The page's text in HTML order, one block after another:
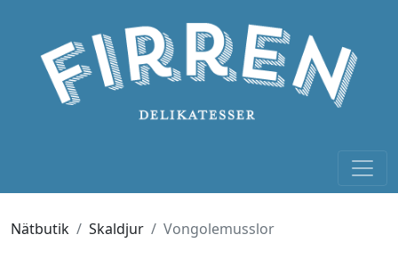
Nätbutik Skaldjur Vongolemusslor